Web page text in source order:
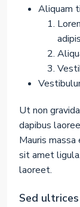
Aliquam
Ut non
dapibus
Mauris
sit amet
laoreet.
Sed